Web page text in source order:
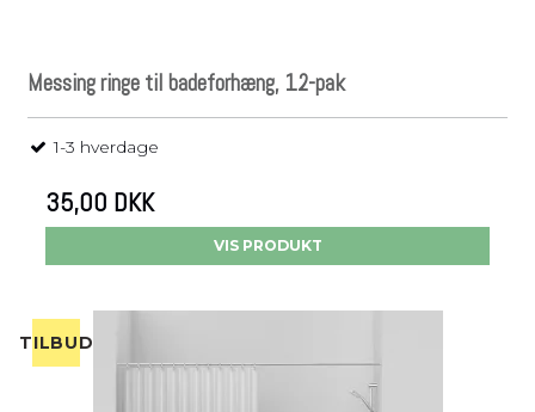
Messing ringe til badeforhæng, 12-pak
1-3 hverdage
35,00 DKK
VIS PRODUKT
TILBUD